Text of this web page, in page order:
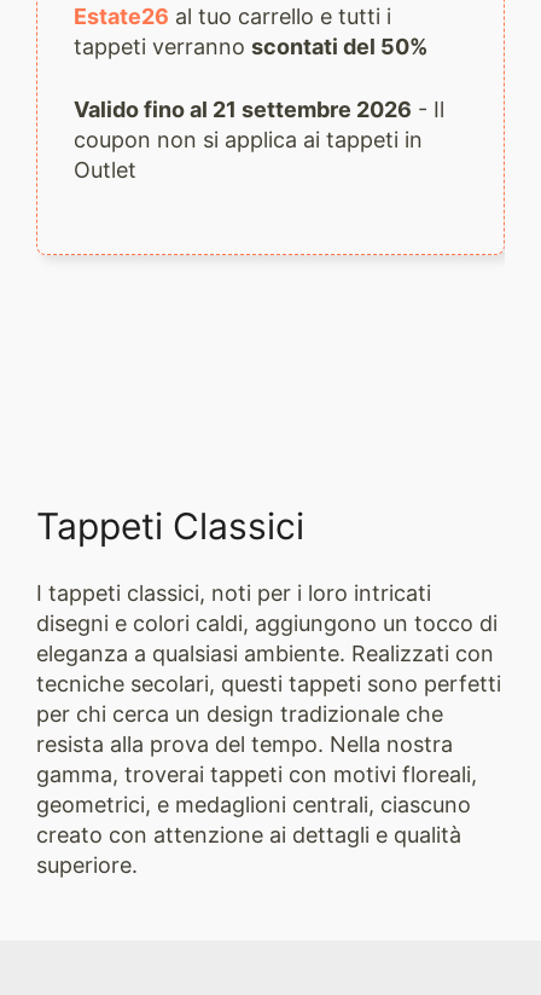
Estate26 al tuo carrello e tutti i
tappeti verranno scontati del 50%
Valido fino al 21 settembre 2026 - Il
coupon non si applica ai tappeti in
Outlet
Tappeti Classici
I tappeti classici, noti per i loro intricati
disegni e colori caldi, aggiungono un tocco di
eleganza a qualsiasi ambiente. Realizzati con
tecniche secolari, questi tappeti sono perfetti
per chi cerca un design tradizionale che
resista alla prova del tempo. Nella nostra
gamma, troverai tappeti con motivi floreali,
geometrici, e medaglioni centrali, ciascuno
creato con attenzione ai dettagli e qualità
superiore.